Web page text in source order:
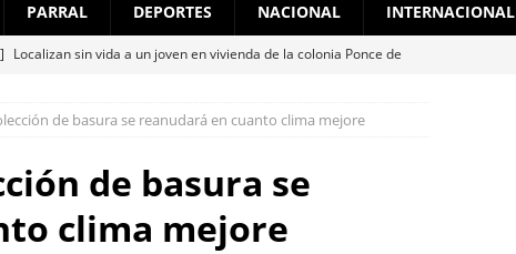
PARRAL DEPORTES NACIONAL INTERNACIONAL
Localizan sin vida a un joven en vivienda de la colonia Ponce de
Choque en la avenida 20 de Noviembre deja dos lesionados
de basura se reanudará en cuanto clima mejore
de basura se
clima mejore